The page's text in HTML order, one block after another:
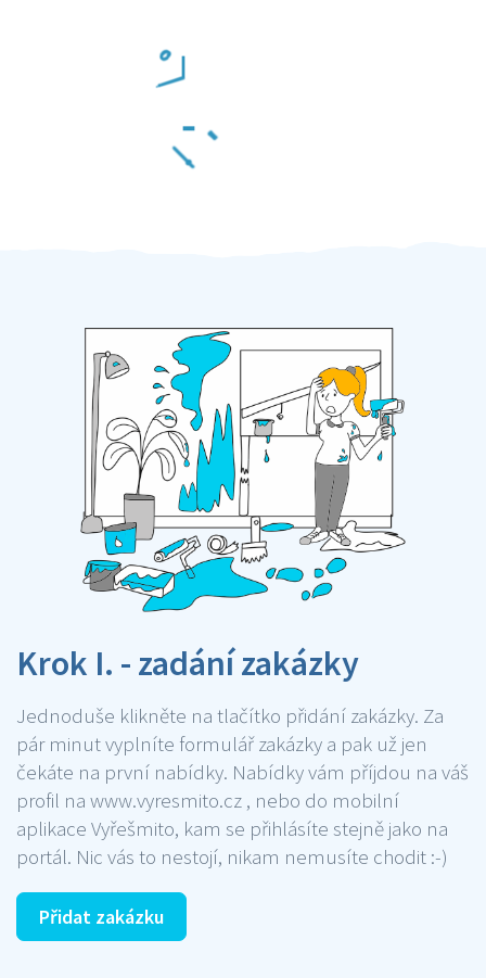
Krok I. - zadání zakázky
Jednoduše klikněte na tlačítko přidání zakázky. Za
pár minut vyplníte formulář zakázky a pak už jen
čekáte na první nabídky. Nabídky vám příjdou na váš
profil na www.vyresmito.cz , nebo do mobilní
aplikace Vyřešmito, kam se přihlásíte stejně jako na
portál. Nic vás to nestojí, nikam nemusíte chodit :-)
Přidat zakázku